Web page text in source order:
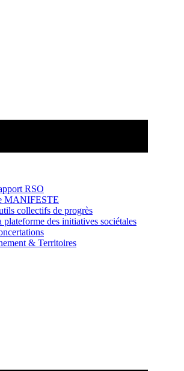
RSO
MANIFESTE
collectifs de progrès
plateforme des initiatives sociétales
& Territoires